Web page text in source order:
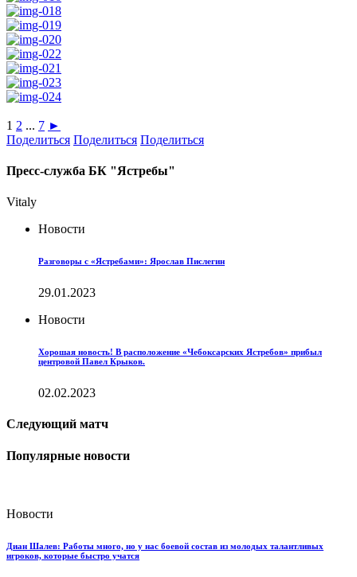
1 2 ... 7 ►
Поделиться Поделиться Поделиться
Пресс-служба БК "Ястребы"
Vitaly
Новости
Разговоры с «Ястребами»: Ярослав Пислегин
29.01.2023
Новости
Хорошая новость! В расположение «Чебоксарских Ястребов» прибыл
центровой Павел Крыков.
02.02.2023
Следующий матч
Популярные новости
Новости
Диан Шалев: Работы много, но у нас боевой состав из молодых талантливых
игроков, которые быстро учатся